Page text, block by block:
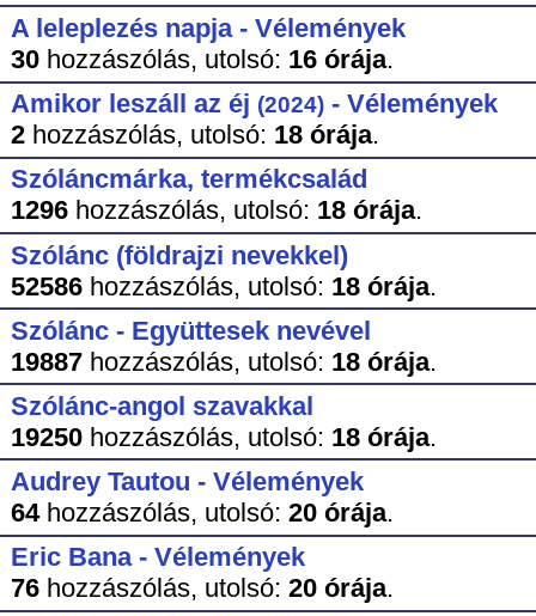
A leleplezés napja - Vélemények
30hozzászólás, utolsó: 16 órája.
Amikor leszáll az éj (2024)- Vélemények
2hozzászólás, utolsó: 18 órája.
Szóláncmárka, termékcsalád
1296hozzászólás, utolsó: 18 órája.
Szólánc (földrajzi nevekkel)
52586hozzászólás, utolsó: 18 órája.
Szólánc - Együttesek nevével
19887hozzászólás, utolsó: 18 órája.
Szólánc-angol szavakkal
19250hozzászólás, utolsó: 18 órája.
Audrey Tautou - Vélemények
64hozzászólás, utolsó: 20 órája.
Eric Bana - Vélemények
76hozzászólás, utolsó: 20 órája.